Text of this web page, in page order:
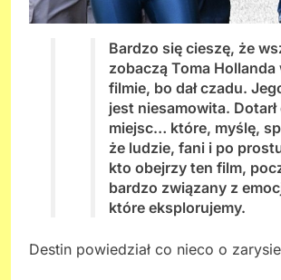
Bardzo się cieszę, że
zobaczą Toma Hollanda
filmie, bo dał czadu.
jest niesamowita. Dotarł
miejsc… które, myślę,
że ludzie, fani i po
kto obejrzy ten film,
bardzo związany z
które eksplorujemy.
Destin powiedział co nieco o